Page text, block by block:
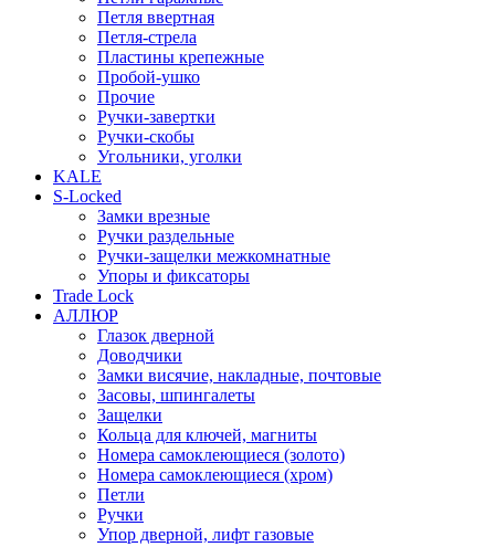
Петля ввертная
Петля-стрела
Пластины крепежные
Пробой-ушко
Прочие
Ручки-завертки
Ручки-скобы
Угольники, уголки
KALE
S-Locked
Замки врезные
Ручки раздельные
Ручки-защелки межкомнатные
Упоры и фиксаторы
Trade Lock
АЛЛЮР
Глазок дверной
Доводчики
Замки висячие, накладные, почтовые
Засовы, шпингалеты
Защелки
Кольца для ключей, магниты
Номера самоклеющиеся (золото)
Номера самоклеющиеся (хром)
Петли
Ручки
Упор дверной, лифт газовые